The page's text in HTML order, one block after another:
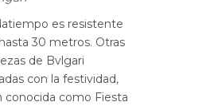
es resistente
30 metros. Otras
de Bvlgari
con la festividad,
conocida como Fiesta